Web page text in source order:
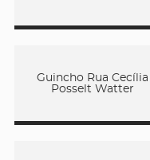
Guincho Rua Cecília
Posselt Watter